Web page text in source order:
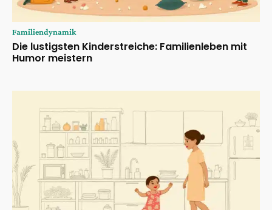
Familiendynamik
Die lustigsten Kinderstreiche: Familienleben mit
Humor meistern